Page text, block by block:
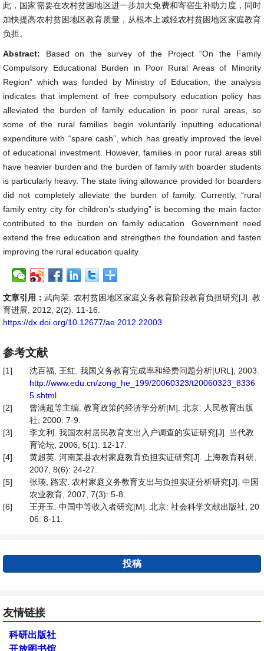
此，国家需要在农村贫困地区进一步加大免费和寄宿生补助力度，同时
加快提高农村贫困地区教育质量，从根本上减轻农村贫困地区家庭教育
负担。
Abstract: Based on the survey of the Project “On the Family
Compulsory Educational Burden in Poor Rural Areas of Minority
Region” which was funded by Ministry of Education, the analysis
indicates that implement of free compulsory education policy has
alleviated the burden of family education in poor rural areas, so
some of the rural families begin voluntarily inputting educational
expenditure with “spare cash”, which has greatly improved the level
of educational investment. However, families in poor rural areas still
have heavier burden and the burden of family with boarder students
is particularly heavy. The state living allowance provided for boarders
did not completely alleviate the burden of family. Currently, “rural
family entry city for children’s studying” is becoming the main factor
contributed to the burden on family education. Government need
extend the free education and strengthen the foundation and fasten
improving the rural education quality.
文章引用： 武向荣. 农村贫困地区家庭义务教育阶段教育负担研究[J]. 教
育进展, 2012, 2(2): 11-16.
https://dx.doi.org/10.12677/ae.2012.22003
参考文献
[1]
沈百福, 王红. 我国义务教育完成率和经费问题分析[URL], 2003.
http://www.edu.cn/zong_he_199/20060323/t20060323_8336
5.shtml
[2]
曾满超等主编. 教育政策的经济学分析[M]. 北京: 人民教育出版
社, 2000: 7-9.
[3]
李文利. 我国农村居民教育支出入户调查的实证研究[J]. 当代教
育论坛, 2006, 5(1): 12-17.
[4]
黄超英. 河南某县农村家庭教育负担实证研究[J]. 上海教育科研,
2007, 8(6): 24-27.
[5]
张瑛, 路宏. 农村家庭义务教育支出与负担实证分析研究[J]. 中国
农业教育, 2007, 7(3): 5-8.
[6]
王开玉. 中国中等收入者研究[M]. 北京: 社会科学文献出版社, 20
06: 8-11.
投稿
友情链接
科研出版社
开放图书馆